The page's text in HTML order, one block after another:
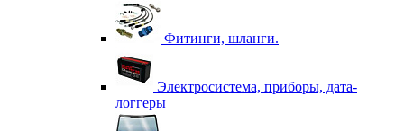
Фитинги, шланги.
Электросистема, приборы, дата-
логгеры